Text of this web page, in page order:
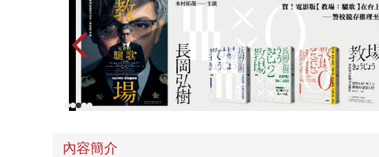
書的影片。書裡以五篇小說五組見證者的觀點講述了他們各自
烏牛欄，是過去曾發生過戰事的地方，過了許多年之後，像輪
也暗示了小說家的史觀，過去沒有處理好的，在未來一定會有
視過往的作品，畢竟不管是過去還是未來，都是我們這塊土地上
內容簡介